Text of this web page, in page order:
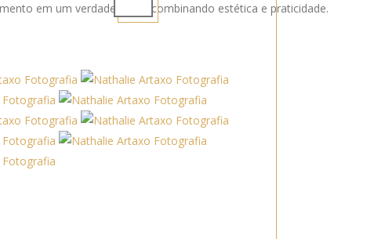
em um verdadeiro lar, combinando estética e praticidade.